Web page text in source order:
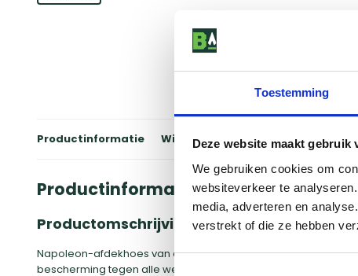
Toestemming
Deze website maakt gebruik
We gebruiken cookies om
websiteverkeer te
media, adverteren en
verstrekt of die ze hebben
Productinformatie Winkels Reviews
Productinformatie
Productomschrijving
Napoleon-afdekhoes van duurzame, waterafstotende stof.
bescherming tegen alle weersomstandigheden. De speciale